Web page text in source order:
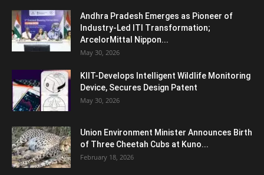
Andhra Pradesh Emerges as Pioneer of
Industry-Led ITI Transformation;
ArcelorMittal Nippon...
May 30, 2026
KIIT-Develops Intelligent Wildlife Monitoring
Device, Secures Design Patent
May 30, 2026
Union Environment Minister Announces Birth
of Three Cheetah Cubs at Kuno...
February 18, 2026